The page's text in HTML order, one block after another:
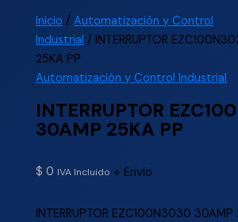
Inicio /Automatización y Control
Industrial / INTERRUPTOR
25KA PP
Automatización y Control Industrial
INTERRUPTOR
30AMP 25KA PP
$ 0 IVA Incluido + Envío
INTERRUPTOR EZC100N3030 30AMP